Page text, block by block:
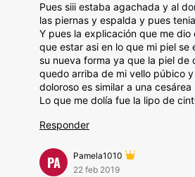
Pues siii estaba agachada y al
las piernas y espalda y pues
Y pues la explicación que me
que estar asi en lo que mi piel se
su nueva forma ya que la piel de
quedo arriba de mi vello púbico
doloroso es similar a una cesárea
Lo que me dolía fue la lipo de
Responder
PA
Pamela1010
22 feb 2019